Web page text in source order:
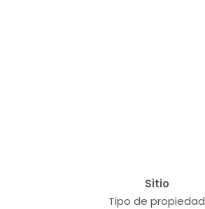
Sitio
Tipo de propiedad